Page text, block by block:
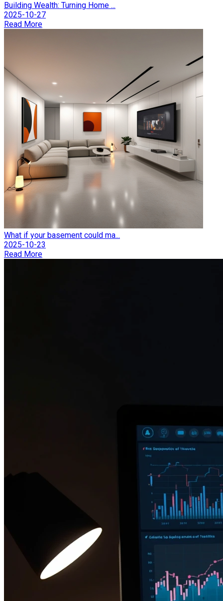
Building Wealth: Turning Home ...
2025-10-27
Read More
What if your basement could ma...
2025-10-23
Read More